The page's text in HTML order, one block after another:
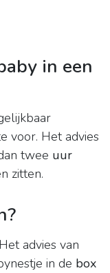
in een
voor. Het advies
twee uur
zitten.
advies van
in de box